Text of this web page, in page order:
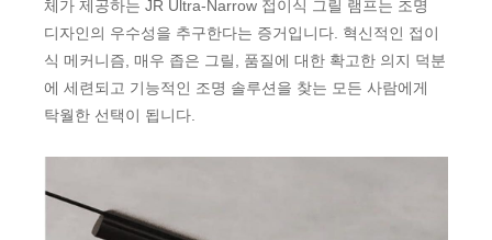
체가 제공하는 JR Ultra-Narrow 접이식 그릴 램프는 조명
디자인의 우수성을 추구한다는 증거입니다. 혁신적인 접이
식 메커니즘, 매우 좁은 그릴, 품질에 대한 확고한 의지 덕분
에 세련되고 기능적인 조명 솔루션을 찾는 모든 사람에게
탁월한 선택이 됩니다.